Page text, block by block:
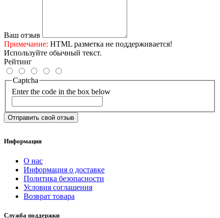
Ваш отзыв
Примечание: HTML разметка не поддерживается!
Используйте обычный текст.
Рейтинг
Captcha
Enter the code in the box below
Отправить свой отзыв
Информация
О нас
Информация о доставке
Политика безопасности
Условия соглашения
Возврат товара
Служба поддержки